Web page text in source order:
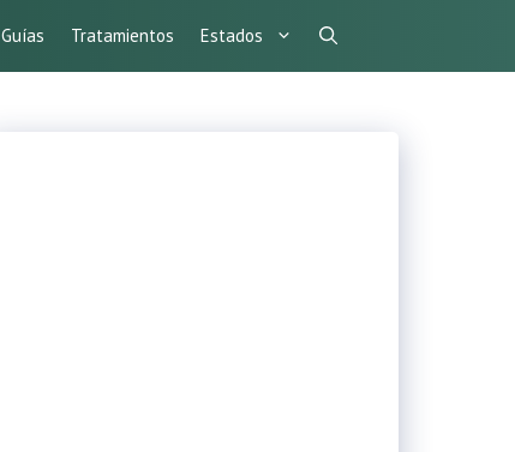
Guías Tratamientos Estados